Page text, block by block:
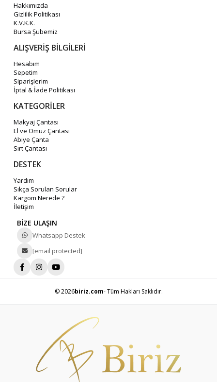
Hakkımızda
Gizlilik Politikası
K.V.K.K.
Bursa Şubemiz
ALIŞVERİŞ BİLGİLERİ
Hesabım
Sepetim
Siparişlerim
İptal & İade Politikası
KATEGORİLER
Makyaj Çantası
El ve Omuz Çantası
Abiye Çanta
Sırt Çantası
DESTEK
Yardım
Sıkça Sorulan Sorular
Kargom Nerede ?
İletişim
BİZE ULAŞIN
Whatsapp Destek
[email protected]
© 2026biriz.com- Tüm Hakları Saklıdır.